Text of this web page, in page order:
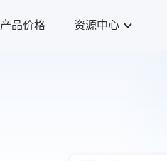
产品价格 资源中心